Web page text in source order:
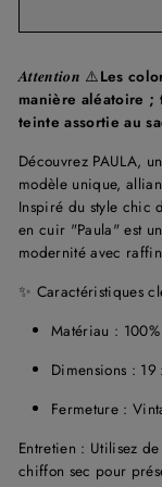
𝑨𝒕𝒕𝒆𝒏𝒕𝒊𝒐𝒏 ⚠️Les
manière aléatoire ;
teinte assortie au
Découvrez PAULA,
modèle unique,
Inspiré du style chic
en cuir "Paula" est
modernité avec
✨ Caractéristiques
Matériau :
Dimensions :
Fermeture :
Entretien : Utilisez
chiffon sec pour